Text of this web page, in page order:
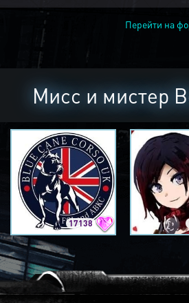
Перейти на
Мисс и мистер
17138